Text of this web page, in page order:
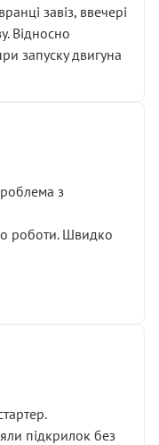
завіз, ввечері
Відносно
запуску двигуна
з
роботи. Швидко
підкрилок без